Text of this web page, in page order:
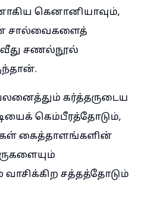
கெனானியாவும்,
சால்வைகளைத்
சணல்நூல்
கர்த்தருடைய
கெம்பீரத்தோடும்,
கைத்தாளங்களின்
சத்தத்தோடும்